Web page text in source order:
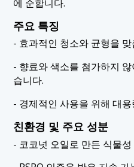
에 순합니다.
주요 특징
- 효과적인 청소와 균형을
- 향료와 색소를 첨가하지
습니다.
- 경제적인 사용을 위해 대
친환경 및 주요 성분
- 코코넛 오일로 만든 식물